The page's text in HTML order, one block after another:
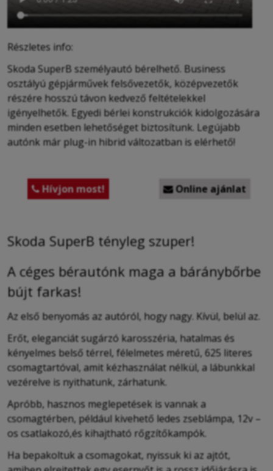
Részletes info:
Skoda SuperB személyautó bérelhető. Business
osztályú gépjárművek felsővezetők, középvezetők
részére hosszú távon kedvező feltételekkel
igényelhetők. Egyedi bérlei konstrukciók kidolgozására
minden esetben lehetőséget biztosítunk. Legújabb
autónk már plug-in hibrid változatban is elérhető!
 Hívjon most! Online ajánlat
Skoda SuperB tényleg szuper!
A céges bérautónk maga a báránybőrbe
bújt farkas!
Az első benyomás az autóról, hogy nagy. Kívül, belül az.
Erőt, eleganciát sugárzó karosszéria, hatalmas és
kényelmes belső térrel, félelmetes méretű, 625 literes
csomagtartóval, amit kézhasználat nélkül, a lábunkkal
vezérelve is nyithatunk, zárhatunk.
Apróbb, hasznos meglepetések is vannak a
csomagtérben, például kivehető ledes zseblámpa, 12v –
os csatlakozó,és kihajtható rőgzítőkampók.
Ha bepakoltuk a csomagokat, nyissuk ki az ajtót,